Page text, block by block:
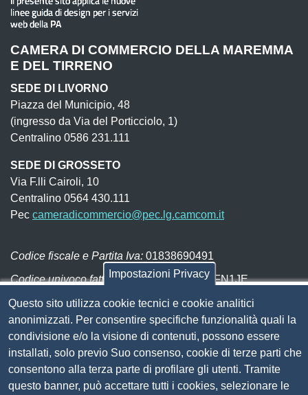
CAMERA DI COMMERCIO DELLA MAREMMA
E DEL TIRRENO
SEDE DI LIVORNO
Piazza del Municipio, 48
(ingresso da Via del Porticciolo, 1)
Centralino 0586 231.111
SEDE DI GROSSETO
Via F.lli Cairoli, 10
Centralino 0564 430.111
Pec cameradicommercio@pec.lg.camcom.it
Codice fiscale e Partita Iva: 01838690491
Codice univoco fatturazione elettronica:UFN1JE
Pagare con PagoPA
Seguici su
Sito web
Amministrazione trasparente
Impostazioni Privacy
Questo sito utilizza cookie tecnici e cookie analitici
anonimizzati. Per consentire specifiche funzionalità quali la
condivisione e/o la visione di contenuti, possono essere
installati, solo previo Suo consenso, cookie di terze parti che
consentono alla terza parte di profilare gli utenti. Tramite
questo banner, può accettare tutti i cookies, selezionare le